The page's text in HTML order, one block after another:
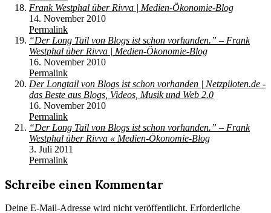
Frank Westphal über Rivva | Medien-Ökonomie-Blog
14. November 2010
Permalink
“Der Long Tail von Blogs ist schon vorhanden.” – Frank
Westphal über Rivva | Medien-Ökonomie-Blog
16. November 2010
Permalink
Der Longtail von Blogs ist schon vorhanden | Netzpiloten.de -
das Beste aus Blogs, Videos, Musik und Web 2.0
16. November 2010
Permalink
“Der Long Tail von Blogs ist schon vorhanden.” – Frank
Westphal über Rivva « Medien-Ökonomie-Blog
3. Juli 2011
Permalink
Schreibe einen Kommentar
Deine E-Mail-Adresse wird nicht veröffentlicht. Erforderliche